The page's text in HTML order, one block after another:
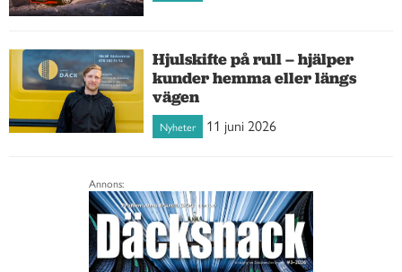
Hjulskifte på rull – hjälper
kunder hemma eller längs
vägen
Nyheter 11 juni 2026
Annons: